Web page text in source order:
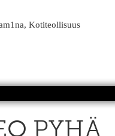
Kotiteollisuus
PYHÄ